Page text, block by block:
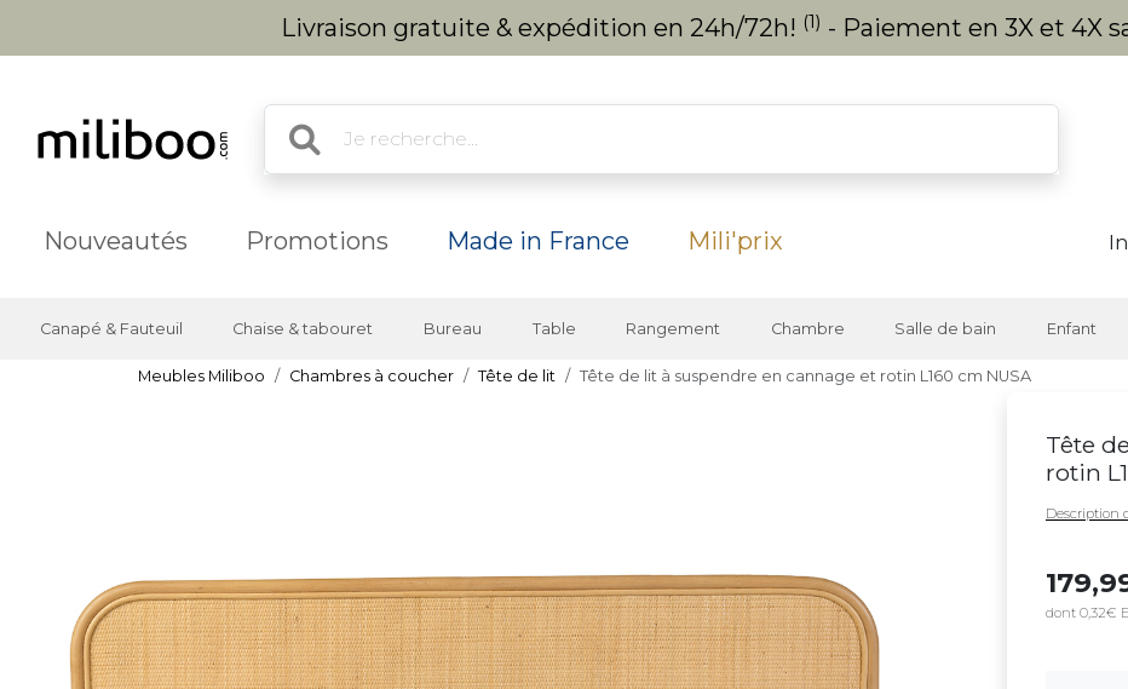
Livraison gratuite & expédition en 24h/72h! (1) - Paiement en 3X et 4X
Nouveautés Promotions Made in France Mili'prix
Canapé & Fauteuil Chaise & tabouret Bureau Table Rangement Chambre Salle de bain Enfant
Meubles Miliboo Chambres à coucher Tête de lit Tête de lit à suspendre en cannage et rotin L160 cm NUSA
Tête
rotin
Description
dont 0,32€